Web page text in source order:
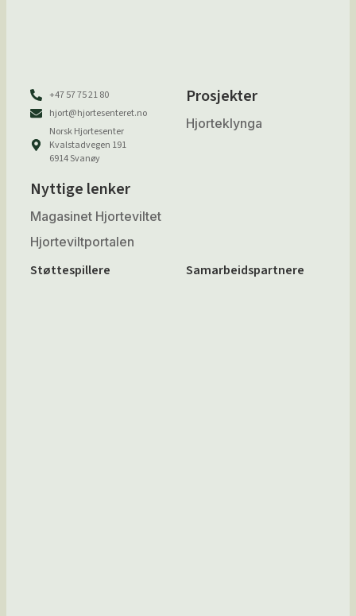
+47 57 75 21 80
hjort@hjortesenteret.no
Norsk Hjortesenter
Kvalstadvegen 191
6914 Svanøy
Prosjekter
Hjorteklynga
Nyttige lenker
Magasinet Hjorteviltet
Hjorteviltportalen
Støttespillere Samarbeidspartnere